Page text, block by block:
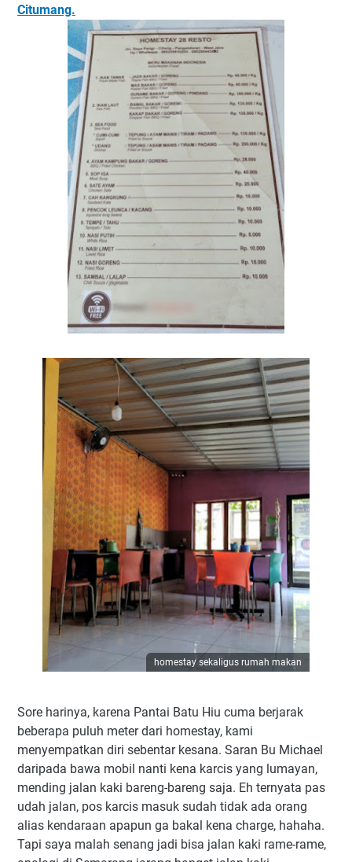
Citumang.
homestay sekaligus rumah makan
Sore harinya, karena Pantai Batu Hiu cuma berjarak
beberapa puluh meter dari homestay, kami
menyempatkan diri sebentar kesana. Saran Bu Michael
daripada bawa mobil nanti kena karcis yang lumayan,
mending jalan kaki bareng-bareng saja. Eh ternyata pas
udah jalan, pos karcis masuk sudah tidak ada orang
alias kendaraan apapun ga bakal kena charge, hahaha.
Tapi saya malah senang jadi bisa jalan kaki rame-rame,